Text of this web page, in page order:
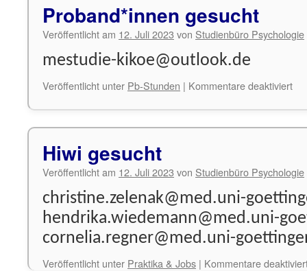
Proband*innen gesucht
Veröffentlicht am 12. Juli 2023 von Studienbüro Psychologie
mestudie-kikoe@outlook.de
Veröffentlicht unter Pb-Stunden | Kommentare deaktiviertfür
Hiwi gesucht
Veröffentlicht am 12. Juli 2023 von Studienbüro Psychologie
christine.zelenak@med.uni-
hendrika.wiedemann@med.uni-
cornelia.regner@med.uni-
Veröffentlicht unter Praktika & Jobs | Kommentare